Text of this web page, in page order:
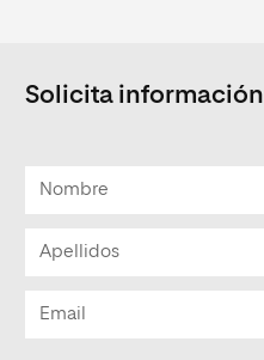
Solicita información